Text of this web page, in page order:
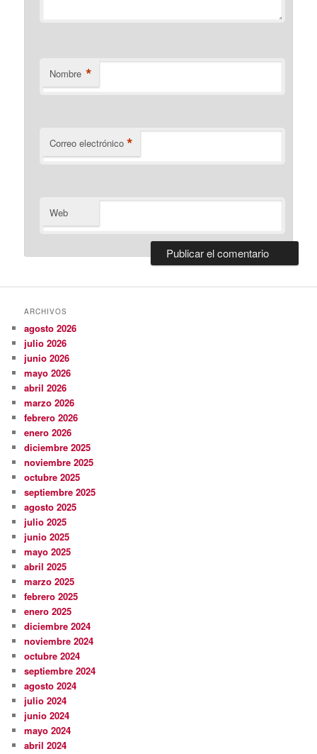
Nombre *
Correo electrónico *
Web
ARCHIVOS
agosto 2026
julio 2026
junio 2026
mayo 2026
abril 2026
marzo 2026
febrero 2026
enero 2026
diciembre 2025
noviembre 2025
octubre 2025
septiembre 2025
agosto 2025
julio 2025
junio 2025
mayo 2025
abril 2025
marzo 2025
febrero 2025
enero 2025
diciembre 2024
noviembre 2024
octubre 2024
septiembre 2024
agosto 2024
julio 2024
junio 2024
mayo 2024
abril 2024